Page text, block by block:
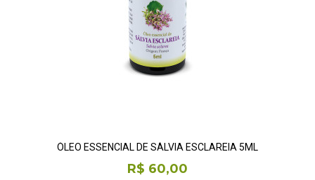
ÓLEO ESSENCIAL DE SÁLVIA ESCLAREIA 5ML
R$ 60,00